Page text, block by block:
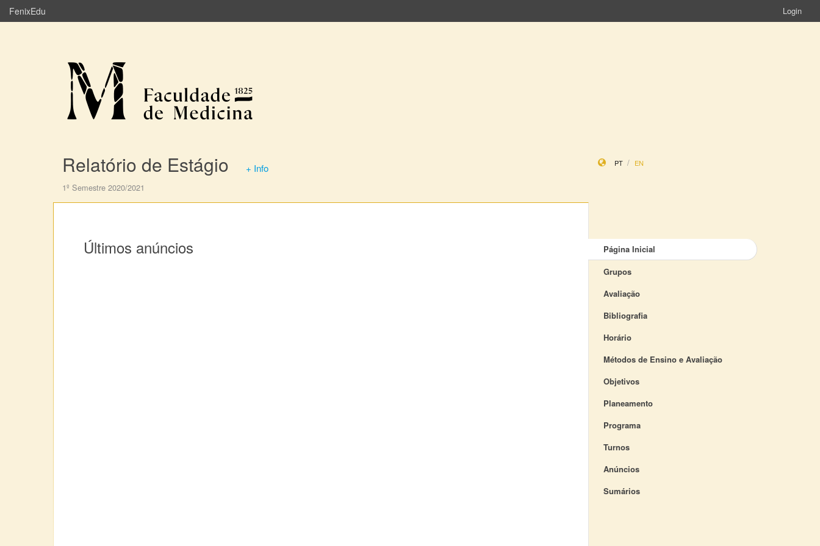
FenixEdu Login
Relatório de Estágio + Info
1º Semestre 2020/2021
PT EN
Últimos anúncios
Página Inicial
Grupos
Avaliação
Bibliografia
Horário
Métodos de Ensino e Avaliação
Objetivos
Planeamento
Programa
Turnos
Anúncios
Sumários